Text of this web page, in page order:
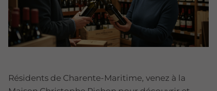
Résidents de Charente-Maritime, venez à la